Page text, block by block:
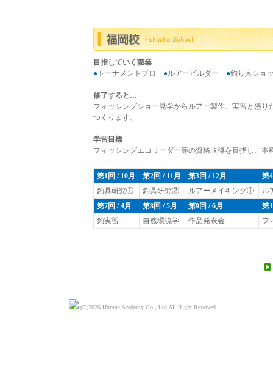
目指していく職業
●トーナメントプロ ●ルアービルダー ●釣り具ショ
修了すると…
フィッシングショー見学からルアー製作、実習と盛
つくります。
学習目標
フィッシングエコリーダー等の資格取得を目指し、本
第1回 / 10月 第2回 / 11月 第3回 / 12月
第
釣具研究①
釣具研究② ルアーメイキング①
ル
第7回 / 4月
第8回 / 5月 第9回 / 6月
第
釣実習
自然環境学 作品発表会 フ
(C)2026 Human Academy Co., Ltd All Right Reserved.